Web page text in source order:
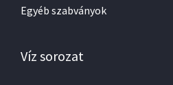
Egyéb szabványok
Víz sorozat